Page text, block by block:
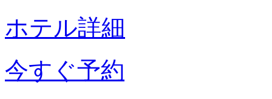
ホテル詳細
今すぐ予約